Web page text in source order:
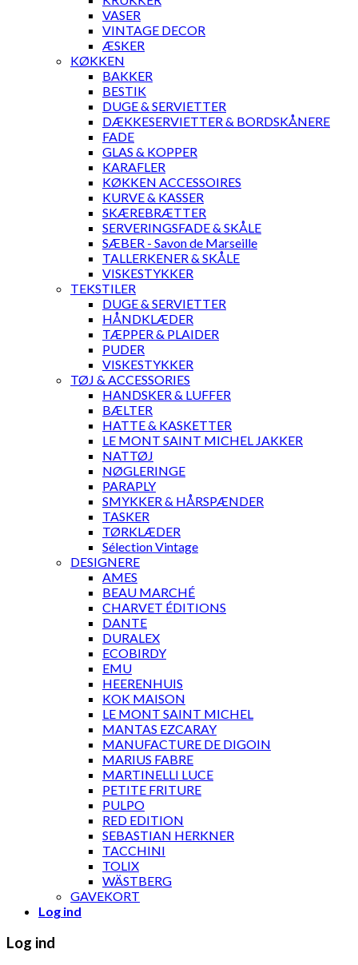
VASER
VINTAGE DECOR
ÆSKER
KØKKEN
BAKKER
BESTIK
DUGE & SERVIETTER
DÆKKESERVIETTER & BORDSKÅNERE
FADE
GLAS & KOPPER
KARAFLER
KØKKEN ACCESSOIRES
KURVE & KASSER
SKÆREBRÆTTER
SERVERINGSFADE & SKÅLE
SÆBER - Savon de Marseille
TALLERKENER & SKÅLE
VISKESTYKKER
TEKSTILER
DUGE & SERVIETTER
HÅNDKLÆDER
TÆPPER & PLAIDER
PUDER
VISKESTYKKER
TØJ & ACCESSORIES
HANDSKER & LUFFER
BÆLTER
HATTE & KASKETTER
LE MONT SAINT MICHEL JAKKER
NATTØJ
NØGLERINGE
PARAPLY
SMYKKER & HÅRSPÆNDER
TASKER
TØRKLÆDER
Sélection Vintage
DESIGNERE
AMES
BEAU MARCHÉ
CHARVET ÉDITIONS
DANTE
DURALEX
ECOBIRDY
EMU
HEERENHUIS
KOK MAISON
LE MONT SAINT MICHEL
MANTAS EZCARAY
MANUFACTURE DE DIGOIN
MARIUS FABRE
MARTINELLI LUCE
PETITE FRITURE
PULPO
RED EDITION
SEBASTIAN HERKNER
TACCHINI
TOLIX
WÄSTBERG
GAVEKORT
Log ind
Log ind